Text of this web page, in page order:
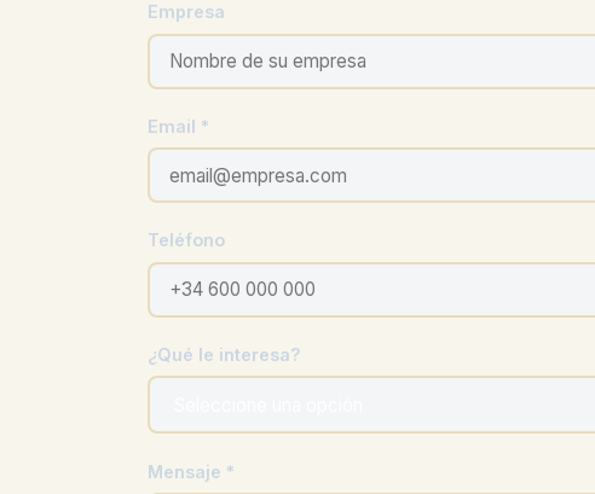
Empresa
Email *
Teléfono
¿Qué le interesa?
Mensaje *